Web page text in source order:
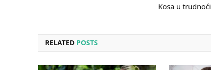
Kosa u trudnoći
RELATED POSTS